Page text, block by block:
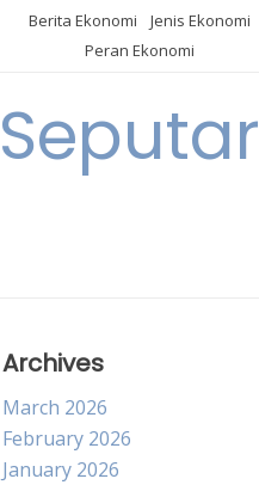
Berita Ekonomi
Jenis Ekonomi
Peran Ekonomi
Seputar
Archives
March 2026
February 2026
January 2026